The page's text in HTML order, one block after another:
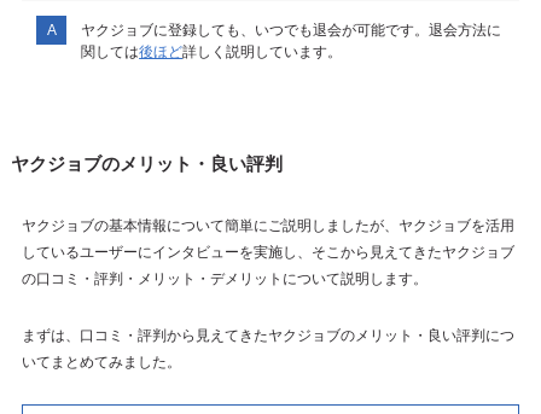
ヤクジョブに登録しても、いつでも退会が可能です。退会方法に
関しては後ほど詳しく説明しています。
ヤクジョブのメリット・良い評判
ヤクジョブの基本情報について簡単にご説明しましたが、ヤクジョブを活用
しているユーザーにインタビューを実施し、そこから見えてきたヤクジョブ
の口コミ・評判・メリット・デメリットについて説明します。
まずは、口コミ・評判から見えてきたヤクジョブのメリット・良い評判につ
いてまとめてみました。